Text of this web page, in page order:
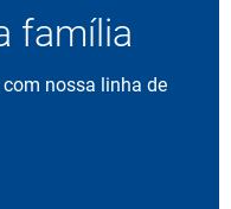
família
nossa linha de